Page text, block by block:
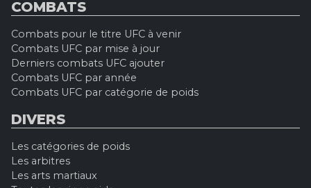
COMBATS
Combats pour le titre UFC à venir
Combats UFC par mise à jour
Derniers combats UFC ajouter
Combats UFC par année
Combats UFC par catégorie de poids
DIVERS
Les catégories de poids
Les arbitres
Les arts martiaux